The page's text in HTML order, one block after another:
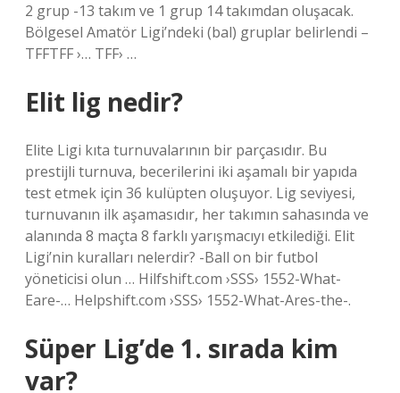
2 grup -13 takım ve 1 grup 14 takımdan oluşacak.
Bölgesel Amatör Ligi’ndeki (bal) gruplar belirlendi –
TFFTFF ›… TFF› …
Elit lig nedir?
Elite Ligi kıta turnuvalarının bir parçasıdır. Bu
prestijli turnuva, becerilerini iki aşamalı bir yapıda
test etmek için 36 kulüpten oluşuyor. Lig seviyesi,
turnuvanın ilk aşamasıdır, her takımın sahasında ve
alanında 8 maçta 8 farklı yarışmacıyı etkilediği. Elit
Ligi’nin kuralları nelerdir? -Ball on bir futbol
yöneticisi olun … Hilfshift.com ›SSS› 1552-What-
Eare-… Helpshift.com ›SSS› 1552-What-Ares-the-.
Süper Lig’de 1. sırada kim
var?